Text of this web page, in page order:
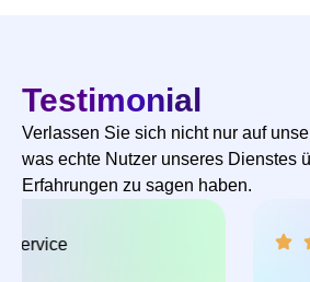
Testimonial
Verlassen Sie sich nicht nur auf
was echte Nutzer unseres Dienstes
Erfahrungen zu sagen haben.
Excellent Service